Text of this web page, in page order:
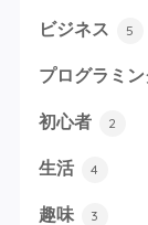
ビジネス 5
プログラミ
初心者 2
生活 4
趣味 3